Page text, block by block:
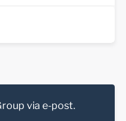
via e-post.